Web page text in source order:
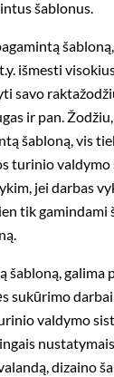
šablonus.
išmesti
savo
ir pan.
šabloną, vis
turinio valdymo
jei darbas
tik gamindami
šabloną, galima
sukūrimo
valdymo
dizaino